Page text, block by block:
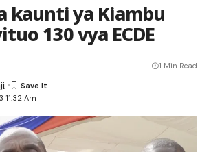
kaunti ya Kiambu
130 vya ECDE
11:32 Am
1 Min Read